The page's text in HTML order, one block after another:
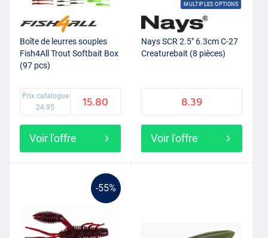
Boîte de leurres souples
Fish4All Trout Softbait Box
(97 pcs)
Prix catalogue
24.95
15.80
Voir l'offre
MULTIPLES OPTIONS
Nays SCR 2.5" 6.3cm C-27
Creaturebait (8 pièces)
8.39
Voir l'offre
-55%